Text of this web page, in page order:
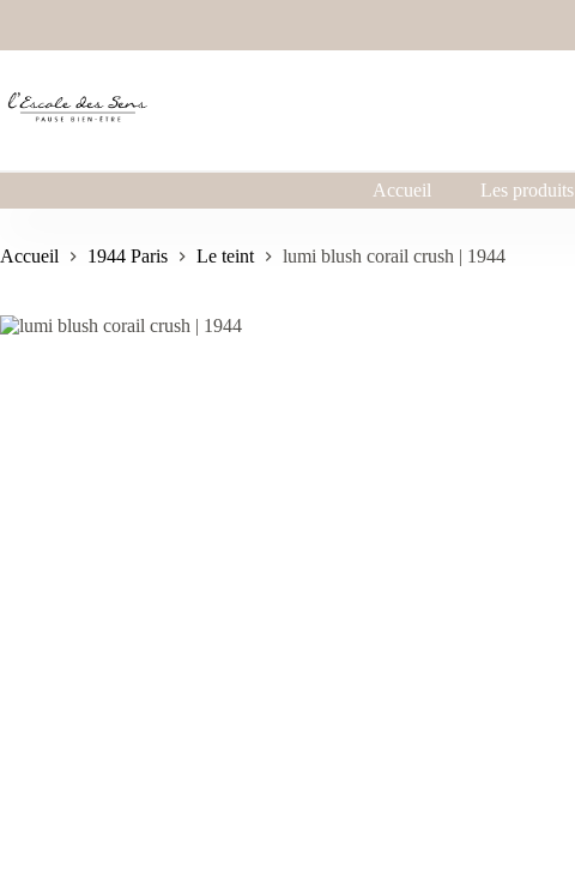
Accueil Les produits
Accueil 1944 Paris Le teint lumi blush corail crush | 1944